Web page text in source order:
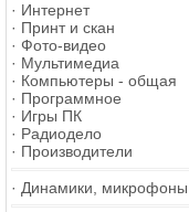
· Интернет
· Принт и скан
· Фото-видео
· Мультимедиа
· Компьютеры - общая
· Программное
· Игры ПК
· Радиодело
· Производители
· Динамики, микрофоны